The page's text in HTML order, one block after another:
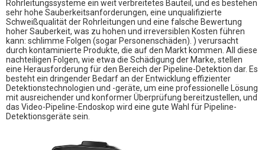
Rohrleitungssysteme ein weit verbreitetes Bauteil, und es bestehen
sehr hohe Sauberkeitsanforderungen, eine unqualifizierte
Schweißqualität der Rohrleitungen und eine falsche Bewertung
hoher Sauberkeit, was zu hohen und irreversiblen Kosten führen
kann: schlimme Folgen (sogar Personenschäden). ) verursacht
durch kontaminierte Produkte, die auf den Markt kommen. All diese
nachteiligen Folgen, wie etwa die Schädigung der Marke, stellen
eine Herausforderung für den Bereich der Pipeline-Detektion dar. Es
besteht ein dringender Bedarf an der Entwicklung effizienter
Detektionstechnologien und -geräte, um eine professionelle Lösung
mit ausreichender und konformer Überprüfung bereitzustellen, und
das Video-Pipeline-Endoskop wird eine gute Wahl für Pipeline-
Detektionsgeräte sein.